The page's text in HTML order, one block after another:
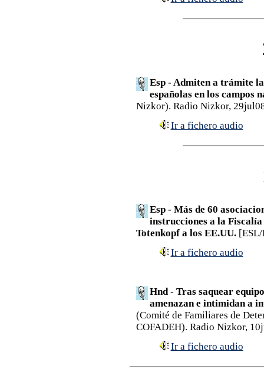
Esp - Admiten a trámite
españolas en los campos
Nizkor). Radio Nizkor,
Ir a fichero audio
Esp - Más de 60
instrucciones a la
Totenkopf a los EE.UU.[ESL/
Ir a fichero audio
Hnd - Tras saquear
amenazan e intimidan a
(Comité de Familiares de
COFADEH). Radio Nizkor,
Ir a fichero audio